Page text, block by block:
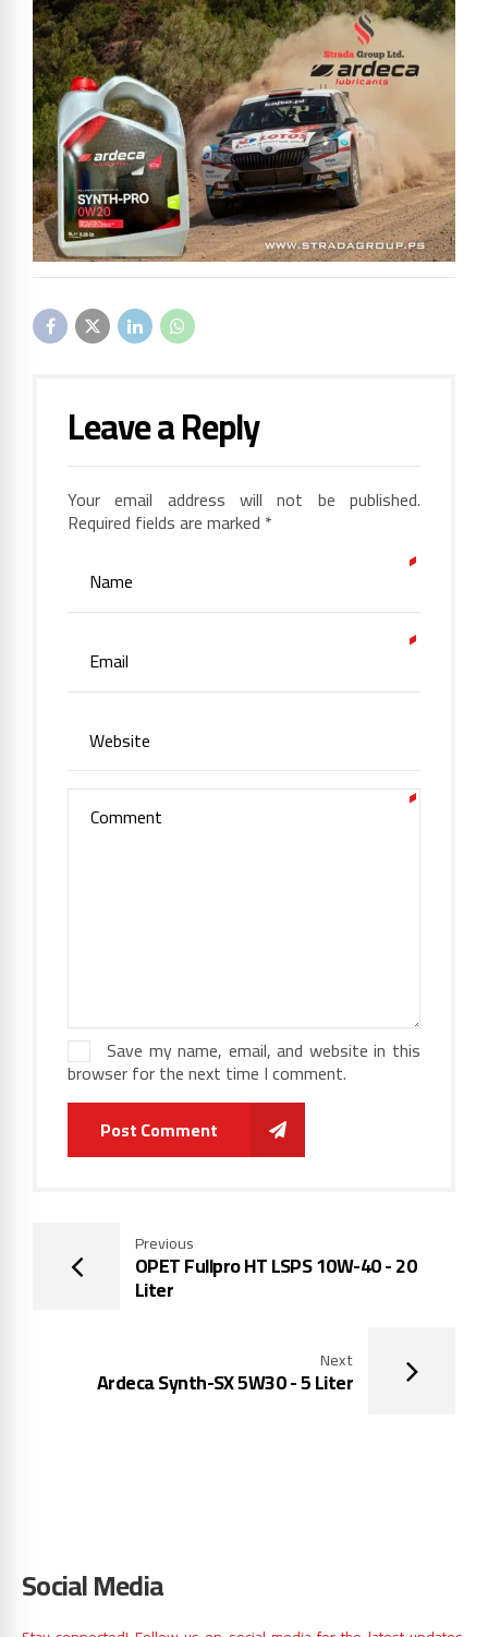
Leave a Reply
Your email address will not be published.
Required fields are marked *
Save my name, email, and website in this
browser for the next time I comment.
Post Comment
Previous
OPET Fullpro HT LSPS 10W-40 - 20
Liter
Next
Ardeca Synth-SX 5W30 - 5 Liter
Social Media